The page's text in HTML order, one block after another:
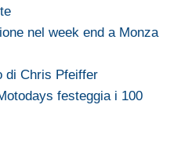
nel week end a Monza
di Chris Pfeiffer
festeggia i 100